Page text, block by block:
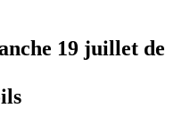
19 juillet de